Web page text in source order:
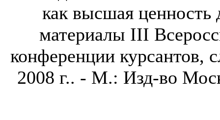
как высшая ценность
материалы III
конференции курсантов,
2008 г.. - М.: Изд-во